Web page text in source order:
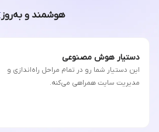
هوشمند و به‌روز
دستیار هوش مصنوعی
این دستیار شما رو در تمام مراحل راه‌اندازی و
مدیریت سایت همراهی می‌کنه.